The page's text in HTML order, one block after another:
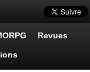
Revues